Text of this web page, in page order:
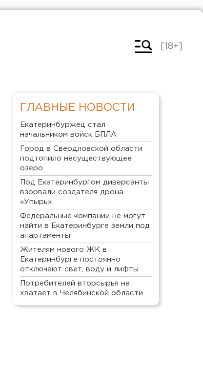
[18+]
ГЛАВНЫЕ НОВОСТИ
Екатеринбуржец стал
начальником войск БПЛА
Город в Свердловской области
подтопило несуществующее
озеро
Под Екатеринбургом диверсанты
взорвали создателя дрона
«Упырь»
Федеральные компании не могут
найти в Екатеринбурге земли под
апартаменты
Жителям нового ЖК в
Екатеринбурге постоянно
отключают свет, воду и лифты
Потребителей вторсырья не
хватает в Челябинской области